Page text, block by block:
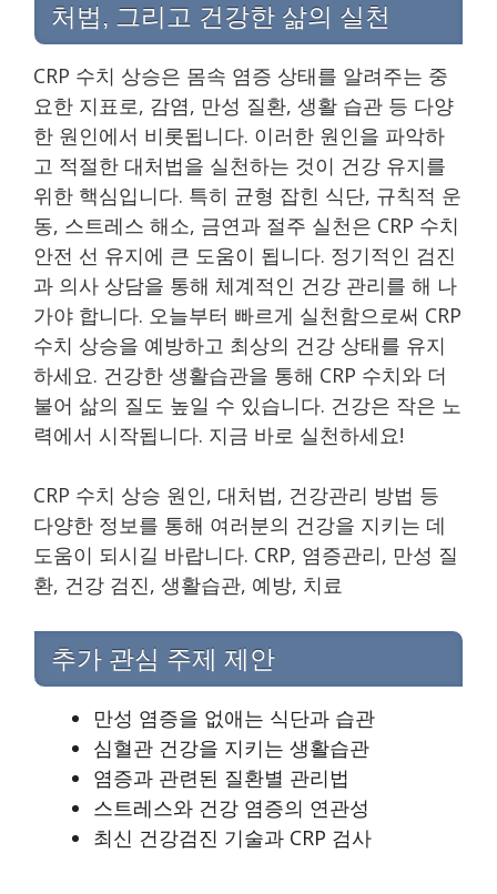
처법, 그리고 건강한 삶의 실천
CRP 수치 상승은 몸속 염증 상태를 알려주는 중
요한 지표로, 감염, 만성 질환, 생활 습관 등 다양
한 원인에서 비롯됩니다. 이러한 원인을 파악하
고 적절한 대처법을 실천하는 것이 건강 유지를
위한 핵심입니다. 특히 균형 잡힌 식단, 규칙적 운
동, 스트레스 해소, 금연과 절주 실천은 CRP 수치
안전 선 유지에 큰 도움이 됩니다. 정기적인 검진
과 의사 상담을 통해 체계적인 건강 관리를 해 나
가야 합니다. 오늘부터 빠르게 실천함으로써 CRP
수치 상승을 예방하고 최상의 건강 상태를 유지
하세요. 건강한 생활습관을 통해 CRP 수치와 더
불어 삶의 질도 높일 수 있습니다. 건강은 작은 노
력에서 시작됩니다. 지금 바로 실천하세요!
CRP 수치 상승 원인, 대처법, 건강관리 방법 등
다양한 정보를 통해 여러분의 건강을 지키는 데
도움이 되시길 바랍니다. CRP, 염증관리, 만성 질
환, 건강 검진, 생활습관, 예방, 치료
추가 관심 주제 제안
만성 염증을 없애는 식단과 습관
심혈관 건강을 지키는 생활습관
염증과 관련된 질환별 관리법
스트레스와 건강 염증의 연관성
최신 건강검진 기술과 CRP 검사